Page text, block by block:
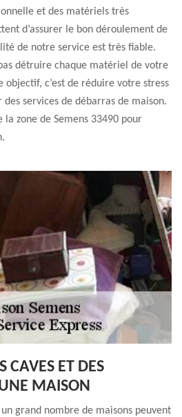
et des matériels très
d’assurer le bon déroulement de
de notre service est très fiable.
détruire chaque matériel de votre
objectif, c’est de réduire votre stress
services de débarras de maison.
la zone de Semens 33490 pour
CAVES ET DES
MAISON
grand nombre de maisons peuvent